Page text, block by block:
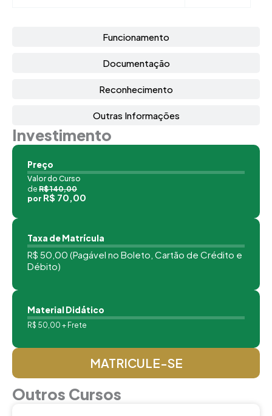
Funcionamento
Documentação
Reconhecimento
Outras Informações
Investimento
Preço
Valor do Curso
de R$ 140,00
por R$ 70,00
Taxa de Matrícula
R$ 50,00 (Pagável no Boleto, Cartão de Crédito e
Débito)
Material Didático
R$ 50,00 + Frete
MATRICULE-SE
Outros Cursos